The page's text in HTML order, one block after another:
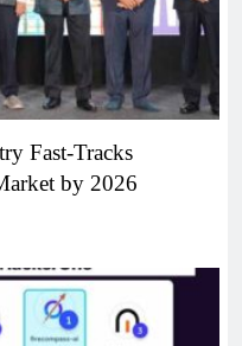
Fast-Tracks
by 2026